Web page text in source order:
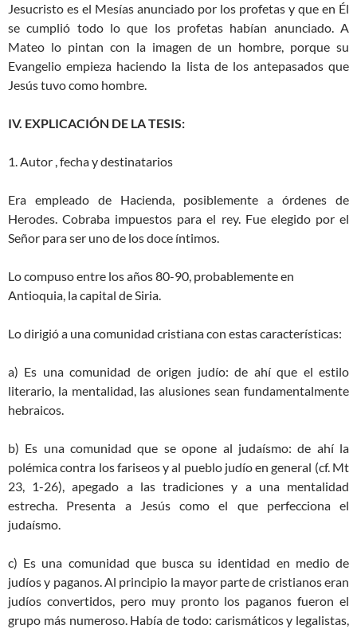
Jesucristo es el Mesías anunciado por los profetas y que en Él
se cumplió todo lo que los profetas habían anunciado. A
Mateo lo pintan con la imagen de un hombre, porque su
Evangelio empieza haciendo la lista de los antepasados que
Jesús tuvo como hombre.
IV. EXPLICACIÓN DE LA TESIS:
1. Autor , fecha y destinatarios
Era empleado de Hacienda, posiblemente a órdenes de
Herodes. Cobraba impuestos para el rey. Fue elegido por el
Señor para ser uno de los doce íntimos.
Lo compuso entre los años 80-90, probablemente en
Antioquia, la capital de Siria.
Lo dirigió a una comunidad cristiana con estas características:
a) Es una comunidad de origen judío: de ahí que el estilo
literario, la mentalidad, las alusiones sean fundamentalmente
hebraicos.
b) Es una comunidad que se opone al judaísmo: de ahí la
polémica contra los fariseos y al pueblo judío en general (cf. Mt
23, 1-26), apegado a las tradiciones y a una mentalidad
estrecha. Presenta a Jesús como el que perfecciona el
judaísmo.
c) Es una comunidad que busca su identidad en medio de
judíos y paganos. Al principio la mayor parte de cristianos eran
judíos convertidos, pero muy pronto los paganos fueron el
grupo más numeroso. Había de todo: carismáticos y legalistas,